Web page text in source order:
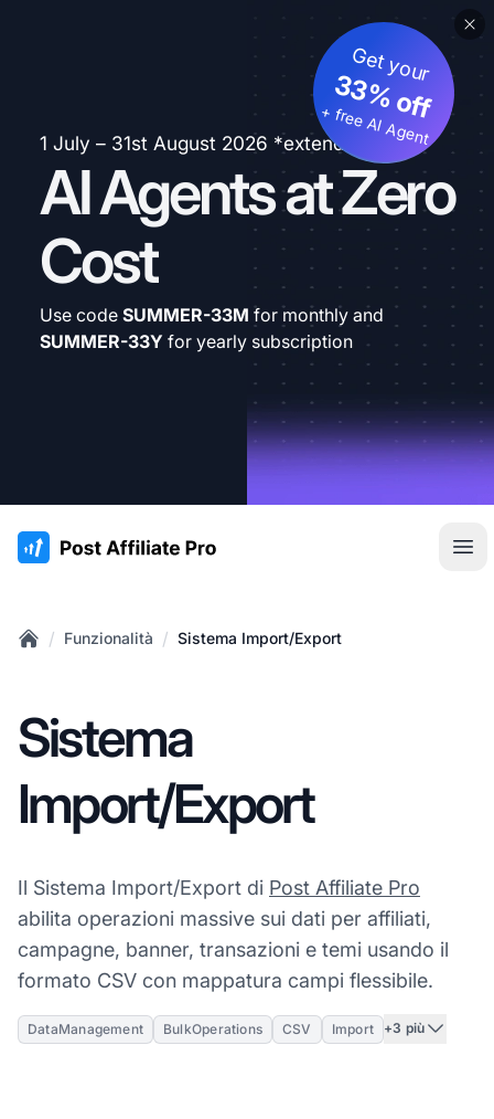
1 July – 31st August 2026 *extended
AI Agents at Zero
Cost
Get your
33% off
+ free AI Agent
Use code SUMMER-33M for monthly and
SUMMER-33Y for yearly subscription
:site.title
/ Funzionalità / Sistema Import/Export
Sistema
Import/Export
Il Sistema Import/Export di Post Affiliate Pro
abilita operazioni massive sui dati per affiliati,
campagne, banner, transazioni e temi usando il
formato CSV con mappatura campi flessibile.
DataManagement BulkOperations CSV Import +3 più